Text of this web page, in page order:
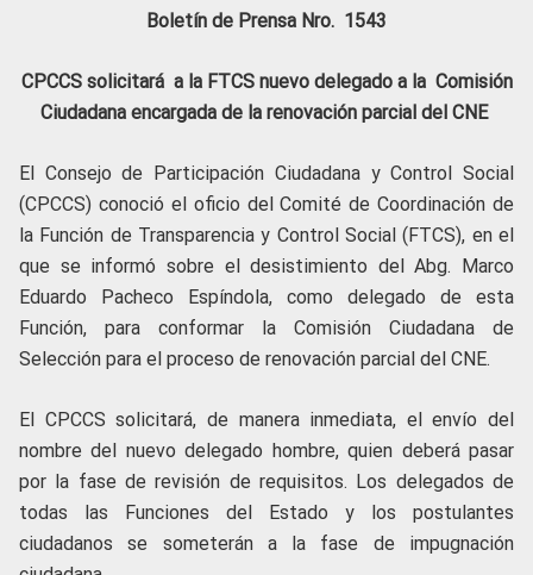
Boletín de Prensa Nro. 1543
CPCCS solicitará a la FTCS nuevo delegado a la Comisión
Ciudadana encargada de la renovación parcial del CNE
El Consejo de Participación Ciudadana y Control Social
(CPCCS) conoció el oficio del Comité de Coordinación de
la Función de Transparencia y Control Social (FTCS), en el
que se informó sobre el desistimiento del Abg. Marco
Eduardo Pacheco Espíndola, como delegado de esta
Función, para conformar la Comisión Ciudadana de
Selección para el proceso de renovación parcial del CNE.
El CPCCS solicitará, de manera inmediata, el envío del
nombre del nuevo delegado hombre, quien deberá pasar
por la fase de revisión de requisitos. Los delegados de
todas las Funciones del Estado y los postulantes
ciudadanos se someterán a la fase de impugnación